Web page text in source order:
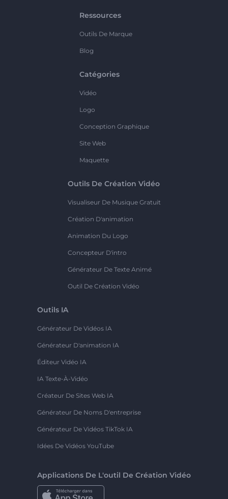
Ressources
Outils De Marque
Blog
Catégories
Vidéo
Logo
Conception Graphique
Site Web
Maquette
Outils De Création Vidéo
Visualiseur De Musique Gratuit
Création D'animation
Animation Du Logo
Concepteur D'intro
Générateur De Texte Animé
Outil De Création Vidéo
Outils IA
Générateur De Vidéos IA
Générateur D'animation IA
Éditeur Vidéo IA
IA Texte-À-Vidéo
Créateur De Sites Web IA
Générateur De Noms D'entreprise
Générateur De Vidéos TikTok IA
Idées De Vidéos YouTube
Applications De L'outil De Création Vidéo